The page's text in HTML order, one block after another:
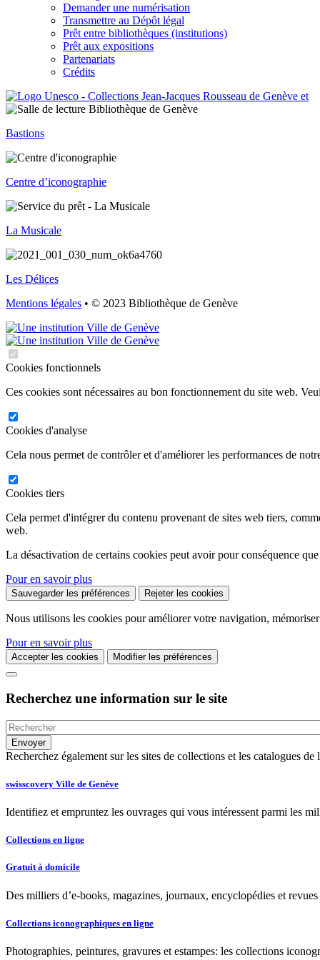
Demander une numérisation
Transmettre au Dépôt légal
Prêt entre bibliothèques (institutions)
Prêt aux expositions
Partenariats
Crédits
Bastions
Centre d’iconographie
La Musicale
Les Délices
Mentions légales • © 2023 Bibliothèque de Genève
Cookies fonctionnels
Ces cookies sont nécessaires au bon fonctionnement du site web.
Cookies d'analyse
Cela nous permet de contrôler et d'améliorer les performances de
Cookies tiers
Cela permet d'intégrer du contenu provenant de sites web tiers,
web.
La désactivation de certains cookies peut avoir pour conséquence
Pour en savoir plus
Sauvegarder les préférences Rejeter les cookies
Nous utilisons les cookies pour améliorer votre navigation,
Pour en savoir plus
Accepter les cookies Modifier les préférences
Recherchez une information sur le site
Recherchez également sur les sites de collections et les catalogues
swisscovery Ville de Genève
Identifiez et empruntez les ouvrages qui vous intéressent parmi les
Collections en ligne
Gratuit à domicile
Des milliers d’e-books, magazines, journaux, encyclopédies et
Collections iconographiques en ligne
Photographies, peintures, gravures et estampes: les collections